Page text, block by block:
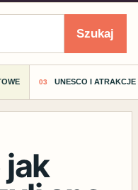
Szukaj
UNESCO I
jak